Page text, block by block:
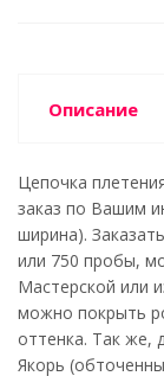
Описание
Цепочка
заказ по Вашим
ширина).
или 750 пробы,
Мастерской или
можно покрыть
оттенка. Так же,
Якорь